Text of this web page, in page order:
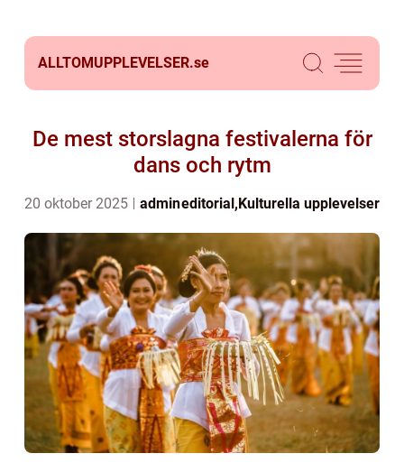
ALLTOMUPPLEVELSER.se
De mest storslagna festivalerna för
dans och rytm
20 oktober 2025 admineditorial,Kulturella upplevelser